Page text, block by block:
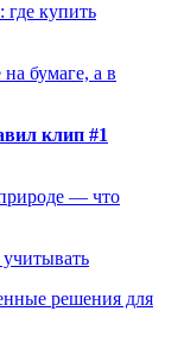
купить
бумаге, а в
клип #1
— что
решения для